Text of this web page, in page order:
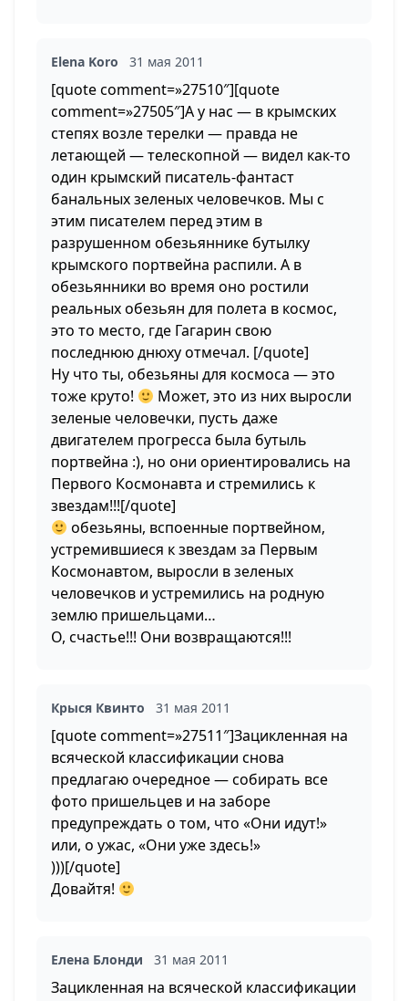
Elena Koro 31 мая 2011
[quote comment=»27510″][quote
comment=»27505″]А у нас — в крымских
степях возле терелки — правда не
летающей — телескопной — видел как-то
один крымский писатель-фантаст
банальных зеленых человечков. Мы с
этим писателем перед этим в
разрушенном обезьяннике бутылку
крымского портвейна распили. А в
обезьянники во время оно ростили
реальных обезьян для полета в космос,
это то место, где Гагарин свою
последнюю днюху отмечал. [/quote]
Ну что ты, обезьяны для космоса — это
тоже круто!
Может, это из них выросли
зеленые человечки, пусть даже
двигателем прогресса была бутыль
портвейна :), но они ориентировались на
Первого Космонавта и стремились к
звездам!!![/quote]
обезьяны, вспоенные портвейном,
устремившиеся к звездам за Первым
Космонавтом, выросли в зеленых
человечков и устремились на родную
землю пришельцами…
О, счастье!!! Они возвращаются!!!
Крыся Квинто 31 мая 2011
[quote comment=»27511″]Зацикленная на
всяческой классификации снова
предлагаю очередное — собирать все
фото пришельцев и на заборе
предупреждать о том, что «Они идут!»
или, о ужас, «Они уже здесь!»
)))[/quote]
Довайтя!
Елена Блонди 31 мая 2011
Зацикленная на всяческой классификации